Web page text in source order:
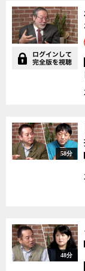
58分
48分